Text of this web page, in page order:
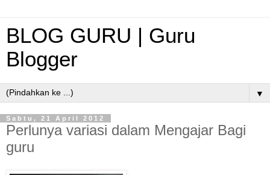
BLOG GURU | Guru
Blogger
▼
Sabtu, 21 April 2012
Perlunya variasi dalam Mengajar Bagi
guru